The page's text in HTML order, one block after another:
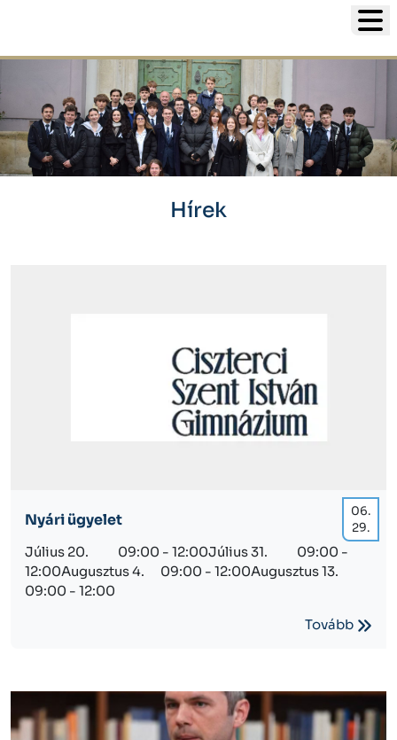
Ciszterci Szent István
Hírek
06.
29.
Nyári ügyelet
Július 20. 09:00 - 12:00Július 31. 09:00 -
12:00Augusztus 4. 09:00 - 12:00Augusztus 13.
09:00 - 12:00
Tovább